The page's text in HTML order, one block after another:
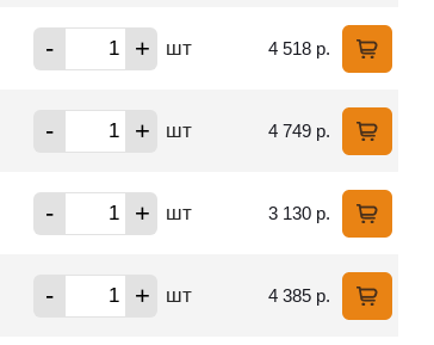
- + шт 4 518 р.
- + шт 4 749 р.
- + шт 3 130 р.
- + шт 4 385 р.